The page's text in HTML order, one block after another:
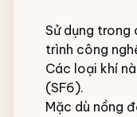
Sử dụng trong
trình công
Các loại khí
(SF6).
Mặc dù nồng